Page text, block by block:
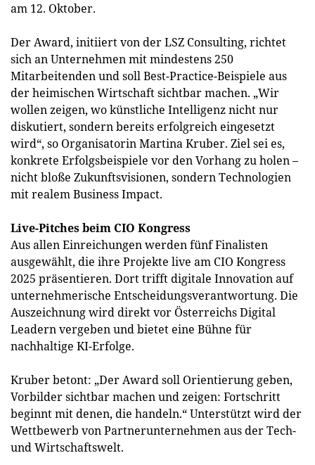
am 12. Oktober.
Der Award, initiiert von der LSZ Consulting, richtet
sich an Unternehmen mit mindestens 250
Mitarbeitenden und soll Best-Practice-Beispiele aus
der heimischen Wirtschaft sichtbar machen. „Wir
wollen zeigen, wo künstliche Intelligenz nicht nur
diskutiert, sondern bereits erfolgreich eingesetzt
wird“, so Organisatorin Martina Kruber. Ziel sei es,
konkrete Erfolgsbeispiele vor den Vorhang zu holen –
nicht bloße Zukunftsvisionen, sondern Technologien
mit realem Business Impact.
Live-Pitches beim CIO Kongress
Aus allen Einreichungen werden fünf Finalisten
ausgewählt, die ihre Projekte live am CIO Kongress
2025 präsentieren. Dort trifft digitale Innovation auf
unternehmerische Entscheidungsverantwortung. Die
Auszeichnung wird direkt vor Österreichs Digital
Leadern vergeben und bietet eine Bühne für
nachhaltige KI-Erfolge.
Kruber betont: „Der Award soll Orientierung geben,
Vorbilder sichtbar machen und zeigen: Fortschritt
beginnt mit denen, die handeln.“ Unterstützt wird der
Wettbewerb von Partnerunternehmen aus der Tech-
und Wirtschaftswelt.